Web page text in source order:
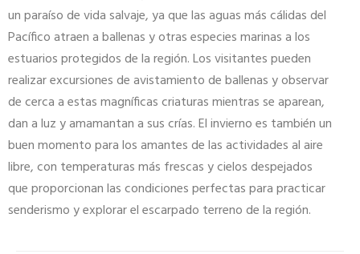
un paraíso de vida salvaje, ya que las aguas más cálidas del
Pacífico atraen a ballenas y otras especies marinas a los
estuarios protegidos de la región. Los visitantes pueden
realizar excursiones de avistamiento de ballenas y observar
de cerca a estas magníficas criaturas mientras se aparean,
dan a luz y amamantan a sus crías. El invierno es también un
buen momento para los amantes de las actividades al aire
libre, con temperaturas más frescas y cielos despejados
que proporcionan las condiciones perfectas para practicar
senderismo y explorar el escarpado terreno de la región.